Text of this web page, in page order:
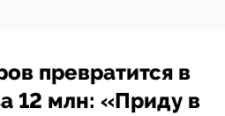
превратится в
12 млн: «Приду в